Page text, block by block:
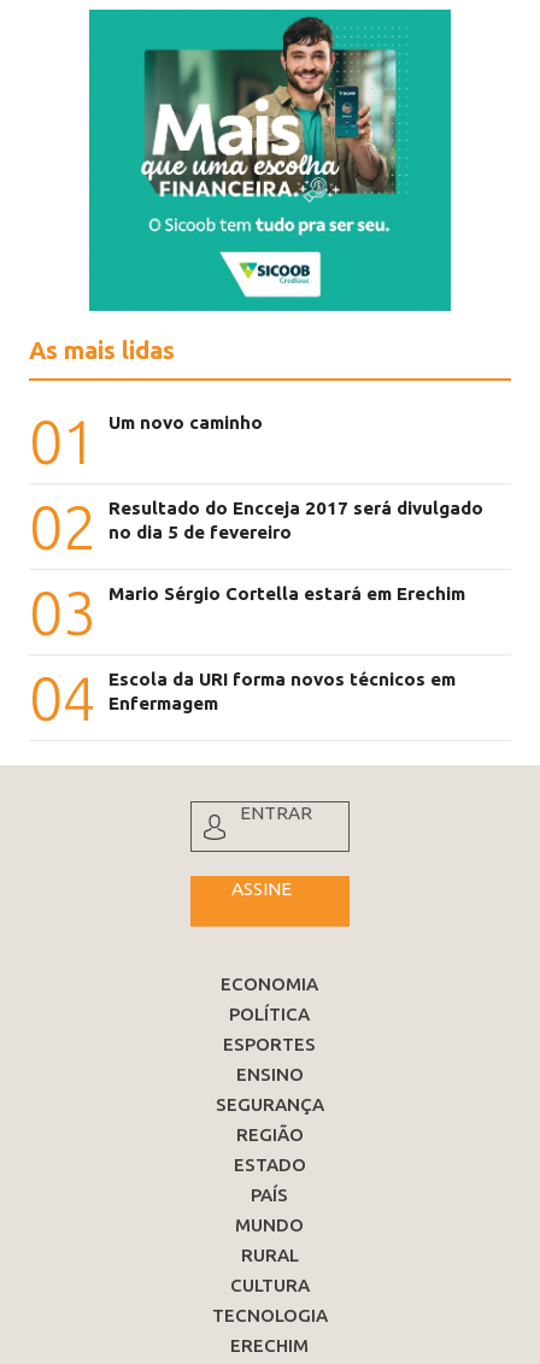
As mais lidas
01 Um novo caminho
02
Resultado do Encceja 2017 será divulgado
no dia 5 de fevereiro
03 Mario Sérgio Cortella estará em Erechim
04
Escola da URI forma novos técnicos em
Enfermagem
ENTRAR
ASSINE
ECONOMIA
POLÍTICA
ESPORTES
ENSINO
SEGURANÇA
REGIÃO
ESTADO
PAÍS
MUNDO
RURAL
CULTURA
TECNOLOGIA
ERECHIM